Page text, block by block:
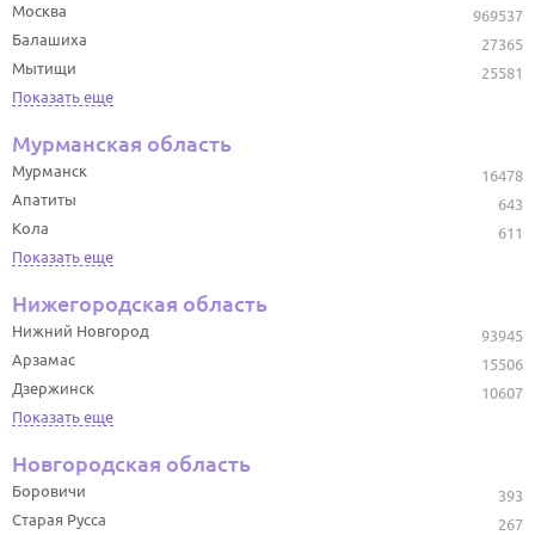
969537
Москва
27365
Балашиха
25581
Мытищи
Показать еще
Мурманская область
16478
Мурманск
643
Апатиты
611
Кола
Показать еще
Нижегородская область
93945
Нижний Новгород
15506
Арзамас
10607
Дзержинск
Показать еще
Новгородская область
393
Боровичи
267
Старая Русса